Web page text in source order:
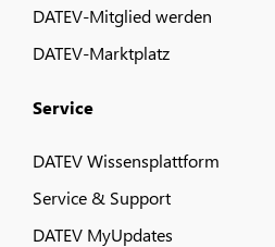
DATEV-Mitglied werden
DATEV-Marktplatz
Service
DATEV Wissensplattform
Service & Support
DATEV MyUpdates